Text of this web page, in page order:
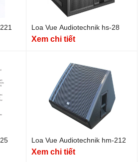
Loa Vue Audiotechnik hs-28
Xem chi tiết
Loa Vue Audiotechnik hm-212
Xem chi tiết